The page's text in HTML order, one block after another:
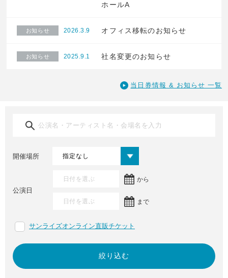
ホールA
お知らせ 2026.3.9 オフィス移転のお知らせ
お知らせ 2025.9.1 社名変更のお知らせ
当日券情報 & お知らせ 一覧
公演日
から
まで
開催場所
サンライズオンライン直販チケット